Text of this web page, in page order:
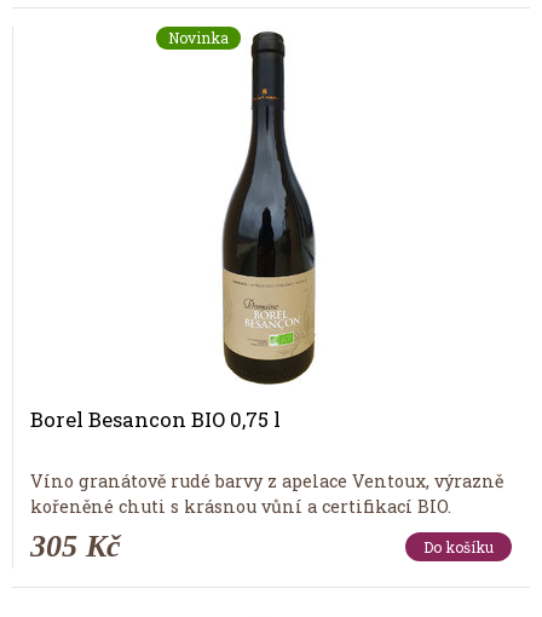
Novinka
Borel Besancon BIO 0,75 l
Víno granátově rudé barvy z apelace Ventoux, výrazně
kořeněné chuti s krásnou vůní a certifikací BIO.
305 Kč Do košíku